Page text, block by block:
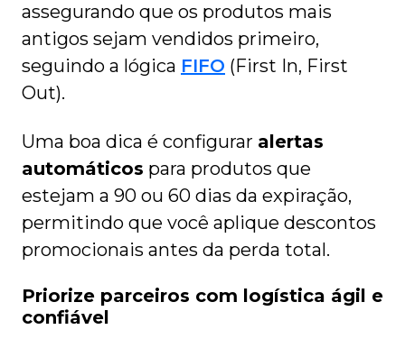
assegurando que os produtos mais
antigos sejam vendidos primeiro,
seguindo a lógica FIFO (First In, First
Out).
Uma boa dica é configurar alertas
automáticos para produtos que
estejam a 90 ou 60 dias da expiração,
permitindo que você aplique descontos
promocionais antes da perda total.
Priorize parceiros com logística ágil e
confiável